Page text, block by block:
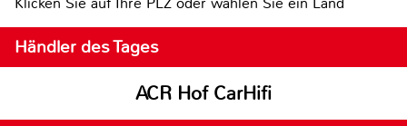
Händler des Tages
ACR Hof CarHifi